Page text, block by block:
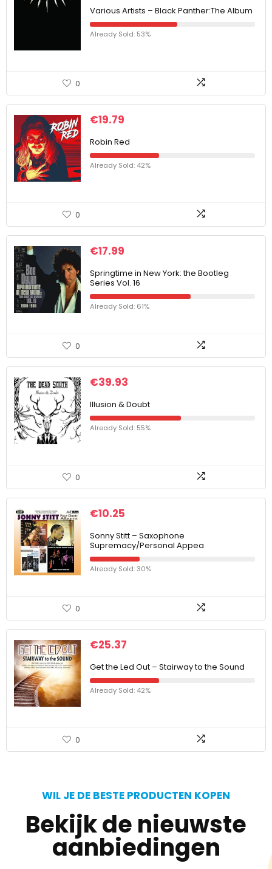
Various Artists – Black Panther:The Album
Already Sold: 53%
0
€19.79
Robin Red
Already Sold: 42%
0
€17.99
Springtime in New York: the Bootleg
Series Vol. 16
Already Sold: 61%
0
€39.93
Illusion & Doubt
Already Sold: 55%
0
€10.25
Sonny Stitt – Saxophone
Supremacy/Personal Appea
Already Sold: 30%
0
€25.37
Get the Led Out – Stairway to the Sound
Already Sold: 42%
0
WIL JE DE BESTE PRODUCTEN KOPEN
Bekijk de nieuwste
aanbiedingen